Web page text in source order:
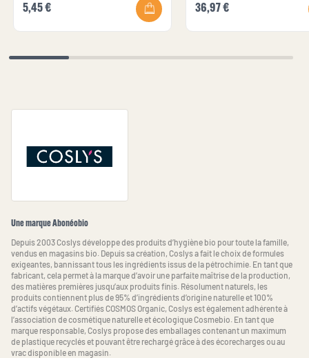
5,45 € 36,97 €
Une marque Abonéobio
Depuis 2003 Coslys développe des produits d’hygiène bio pour toute la famille,
vendus en magasins bio. Depuis sa création, Coslys a fait le choix de formules
exigeantes, bannissant tous les ingrédients issus de la pétrochimie. En tant que
fabricant, cela permet à la marque d’avoir une parfaite maîtrise de la production,
des matières premières jusqu’aux produits finis. Résolument naturels, les
produits contiennent plus de 95% d’ingrédients d’origine naturelle et 100%
d’actifs végétaux. Certifiés COSMOS Organic, Coslys est également adhérente à
l’association de cosmétique naturelle et écologique Cosmebio. En tant que
marque responsable, Coslys propose des emballages contenant un maximum
de plastique recyclés et pouvant être rechargé grâce à des écorecharges ou au
vrac disponible en magasin.